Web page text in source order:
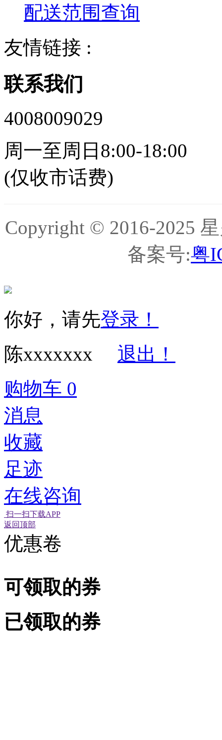
配送范围查询
友情链接 :
联系我们
4008009029
周一至周日8:00-18:00
(仅收市话费)
Copyright © 2016-2025
备案号:粤
你好，请先登录！
陈xxxxxxx
退出！
购物车 0
消息
收藏
足迹
在线咨询
扫一扫下载APP
返回顶部
优惠卷
可领取的券
已领取的券